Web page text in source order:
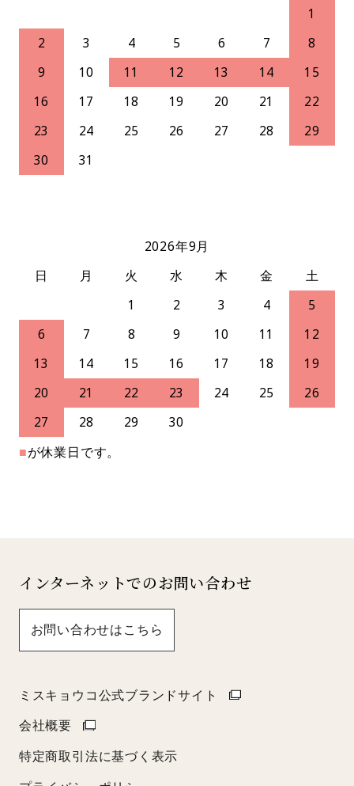
1
2
3 4 5 6 7
8
9
10 11 12 13 14
15
16
17 18 19 20 21
22
23
24 25 26 27 28
29
30
31
2026年9月
日
月 火 水 木 金
土
1
2 3 4
5
6
7 8 9 10 11
12
13
14 15 16 17 18
19
20
21 22 23 24 25
26
27
28 29
30
■が休業日です。
インターネットでのお問い合わせ
お問い合わせはこちら
ミスキョウコ公式ブランドサイト
会社概要
特定商取引法に基づく表示